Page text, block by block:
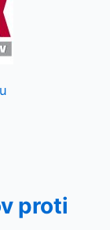
proti